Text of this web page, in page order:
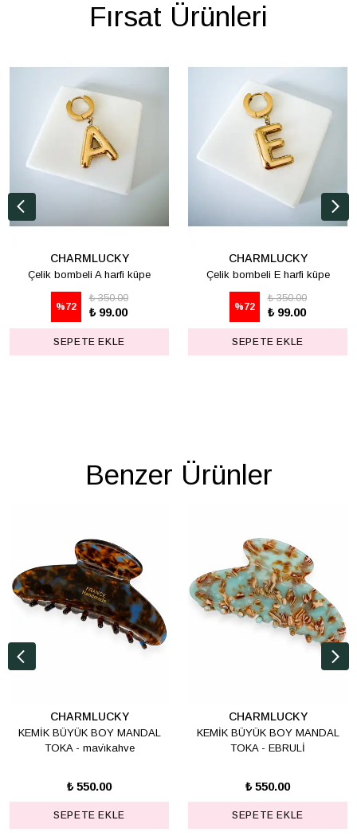
Fırsat Ürünleri
CHARMLUCKY
Çelik bombeli A harfi küpe
%72
₺ 350.00
₺ 99.00
SEPETE EKLE
CHARMLUCKY
Çelik bombeli E harfi küpe
%72
₺ 350.00
₺ 99.00
SEPETE EKLE
Benzer Ürünler
CHARMLUCKY
KEMİK BÜYÜK BOY MANDAL
TOKA - mavi̇kahve
₺ 550.00
SEPETE EKLE
CHARMLUCKY
KEMİK BÜYÜK BOY MANDAL
TOKA - EBRULİ
₺ 550.00
SEPETE EKLE